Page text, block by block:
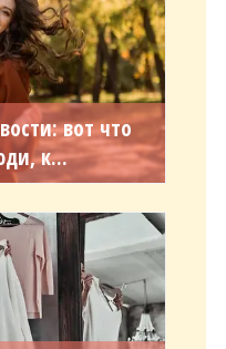
вот что
к...